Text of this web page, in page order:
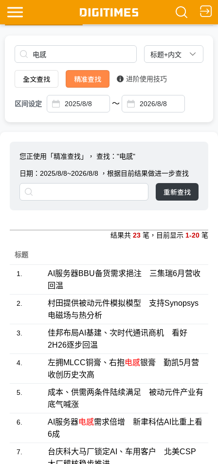
Ask DIGITIMES
全文查找 精准查找 进阶使用技巧
区间设定 ～
您正使用「精准查找」， 查找："电感"
日期： 2025/8/8~2026/8/8 ，根据目前结果做进一步查找
重新查找
结果共 23 笔，目前显示 1-20 笔
标题
1.
AI服务器BBU备货需求挹注 三集瑞6月营收
回温
2.
村田提供被动元件模拟模型 支持Synopsys
电磁场与热分析
3.
佳邦布局AI基建、次时代通讯商机 看好
2H26逐步回温
4. 左拥MLCC铜膏、右抱电感银膏 勤凯5月营
收创历史次高
5.
成本、供需两条件陆续满足 被动元件产业有
底气喊涨
6. AI服务器电感需求倍增 新聿科估AI比重上看
6成
7.
台庆科大马厂锁定AI、车用客户 北美CSP